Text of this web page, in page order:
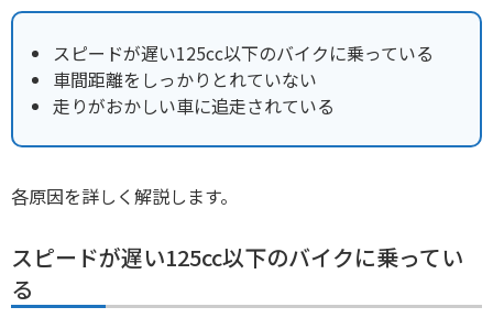
スピードが遅い125cc以下のバイクに乗っている
車間距離をしっかりとれていない
走りがおかしい車に追走されている
各原因を詳しく解説します。
スピードが遅い125cc以下のバイクに乗ってい
る